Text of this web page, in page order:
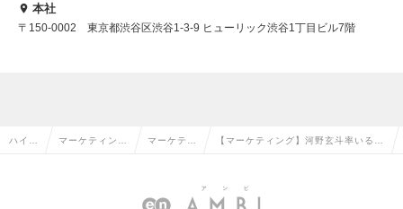
本社
〒150-0002 東京都渋谷区渋谷1-3-9 ヒューリック渋谷1丁目ビル7階
ハイク マーケティン マーケティ
企画の転職
【マーケティング】河野玄斗率いるE
施策設計・広告運用・CRMの求人情